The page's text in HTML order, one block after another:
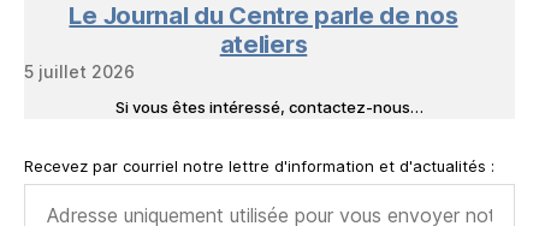
Le Journal du Centre parle de nos
ateliers
5 juillet 2026
Si vous êtes intéressé, contactez-nous…
Recevez par courriel notre lettre d'information et d'actualités :